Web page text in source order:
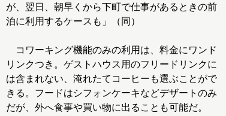
が、翌日、朝早くから下町で仕事があるときの前
泊に利用するケースも」（同）
コワーキング機能のみの利用は、料金にワンド
リンクつき。ゲストハウス用のフリードリンクに
は含まれない、淹れたてコーヒーも選ぶことがで
きる。フードはシフォンケーキなどデザートのみ
だが、外へ食事や買い物に出ることも可能だ。